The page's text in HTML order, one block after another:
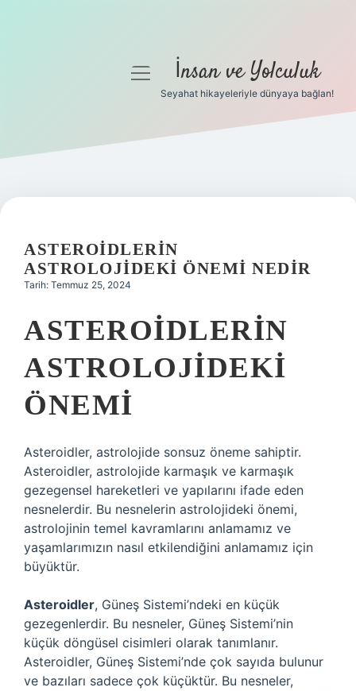
Gizlilik Politikası
Yasal Uyarı
menüyü İnsan ve Yolculuk
Seyahat hikayeleriyle dünyaya bağlan!
ASTEROIDLERIN
ASTROLOJIDEKI ÖNEMI NEDIR
Tarih: Temmuz 25, 2024
ASTEROIDLERIN
ASTROLOJIDEKI
ÖNEMI
Asteroidler, astrolojide sonsuz öneme sahiptir.
Asteroidler, astrolojide karmaşık ve karmaşık
gezegensel hareketleri ve yapılarını ifade eden
nesnelerdir. Bu nesnelerin astrolojideki önemi,
astrolojinin temel kavramlarını anlamamız ve
yaşamlarımızın nasıl etkilendiğini anlamamız için
büyüktür.
Asteroidler, Güneş Sistemi’ndeki en küçük
gezegenlerdir. Bu nesneler, Güneş Sistemi’nin
küçük döngüsel cisimleri olarak tanımlanır.
Asteroidler, Güneş Sistemi’nde çok sayıda bulunur
ve bazıları sadece çok küçüktür. Bu nesneler,